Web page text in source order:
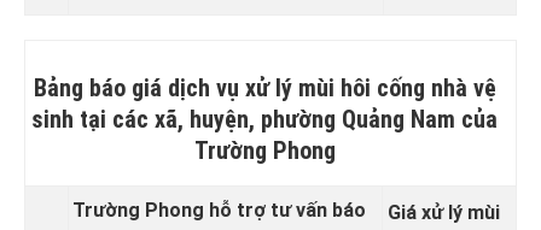
Bảng báo giá dịch vụ xử lý mùi hôi cống nhà vệ
sinh tại các xã, huyện, phường Quảng Nam của
Trường Phong
Trường Phong hỗ trợ tư vấn báo
Giá xử lý mùi